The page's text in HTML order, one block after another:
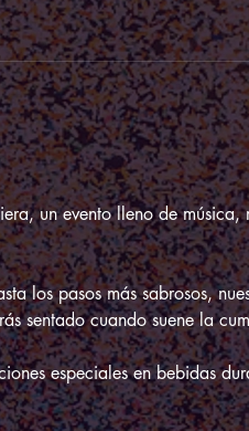
un evento lleno de música,
los pasos más sabrosos,
sentado cuando suene la
especiales en bebidas